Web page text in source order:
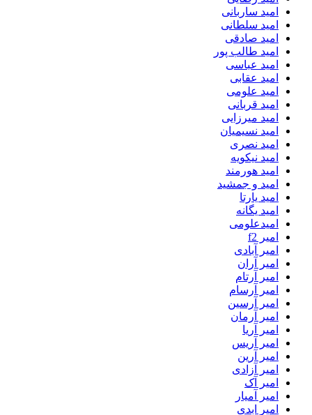
امید ساربانی
امید سلطانی
امید صادقی
امید طالب پور
امید عباسی
امید عقابی
امید علومی
امید قربانی
امید میرزایی
امید نسیمیان
امید نصری
امید نیکویه
امید هورمند
امید و جمشید
امید یارتا
امید یگانه
امیدعلومی
امیر f2
امیر آبادی
امیر آران
امیر آرتام
امیر آرسام
امیر آرسین
امیر آرمان
امیر آریا
امیر آریس
امیر آرین
امیر آزادی
امیر آک
امیر آمیار
امیر ابدی